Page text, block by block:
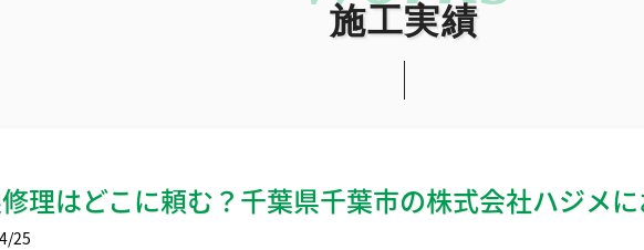
施工実績
理はどこに頼む？千葉県千葉市の株式会社ハジメ
25